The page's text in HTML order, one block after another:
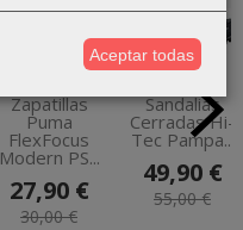
Zapatillas
Puma
FlexFocus
Modern PS...
27,90 €
30,00 €
Sandalias
Cerradas Hi-
Tec Pampa...
49,90 €
55,00 €
Aceptar todas